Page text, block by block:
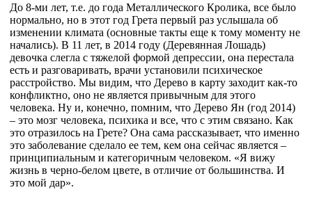
До 8-ми лет, т.е. до года Металлического Кролика, все было
нормально, но в этот год Грета первый раз услышала об
изменении климата (основные такты еще к тому моменту не
начались). В 11 лет, в 2014 году (Деревянная Лошадь)
девочка слегла с тяжелой формой депрессии, она перестала
есть и разговаривать, врачи установили психическое
расстройство. Мы видим, что Дерево в карту заходит как-то
конфликтно, оно не является привычным для этого
человека. Ну и, конечно, помним, что Дерево Ян (год 2014)
– это мозг человека, психика и все, что с этим связано. Как
это отразилось на Грете? Она сама рассказывает, что именно
это заболевание сделало ее тем, кем она сейчас является –
принципиальным и категоричным человеком. «Я вижу
жизнь в черно-белом цвете, в отличие от большинства. И
это мой дар».